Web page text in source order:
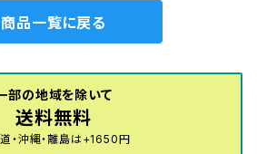
商品一覧に戻る
部の地域を除いて
送料無料
・沖縄・離島は+1650円